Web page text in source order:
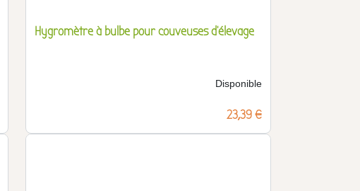
Hygromètre à bulbe pour couveuses d'élevage
Disponible
Prix
23,39 €